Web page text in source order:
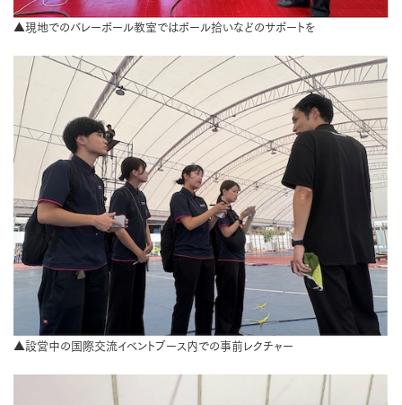
▲現地でのバレーボール教室ではボール拾いなどのサポートを
▲設営中の国際交流イベントブース内での事前レクチャー